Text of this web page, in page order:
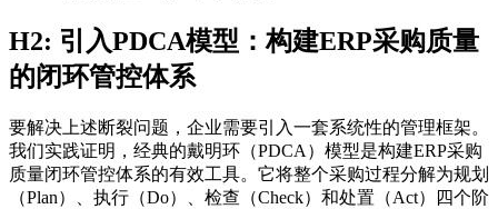
H2: 引入PDCA模型：构建ERP采购质量
的闭环管控体系
要解决上述断裂问题，企业需要引入一套系统性的管理框架。
我们实践证明，经典的戴明环（PDCA）模型是构建ERP采购
质量闭环管控体系的有效工具。它将整个采购过程分解为规划
（Plan）、执行（Do）、检查（Check）和处置（Act）四个阶